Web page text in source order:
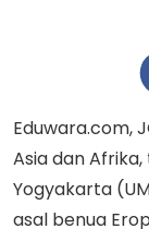
Eduwara.com,
Asia dan
Yogyakarta
asal benua